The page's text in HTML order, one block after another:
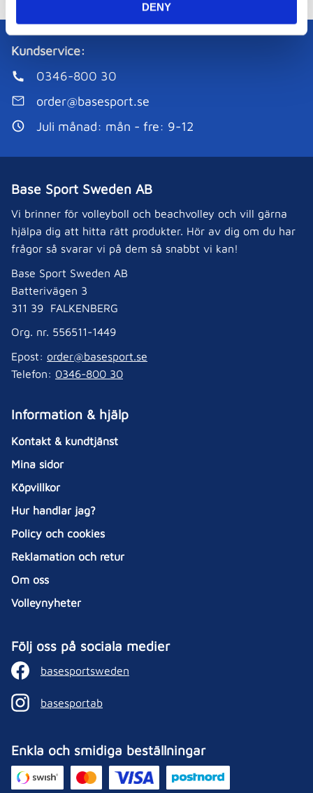
DENY
Kundservice:
0346-800 30
order@basesport.se
Juli månad: mån - fre: 9-12
Base Sport Sweden AB
Vi brinner för volleyboll och beachvolley och vill gärna
hjälpa dig att hitta rätt produkter. Hör av dig om du har
frågor så svarar vi på dem så snabbt vi kan!
Base Sport Sweden AB
Batterivägen 3
311 39 FALKENBERG
Org. nr. 556511-1449
Epost: order@basesport.se
Telefon: 0346-800 30
Information & hjälp
Kontakt & kundtjänst
Mina sidor
Köpvillkor
Hur handlar jag?
Policy och cookies
Reklamation och retur
Om oss
Volleynyheter
Följ oss på sociala medier
basesportsweden
basesportab
Enkla och smidiga beställningar